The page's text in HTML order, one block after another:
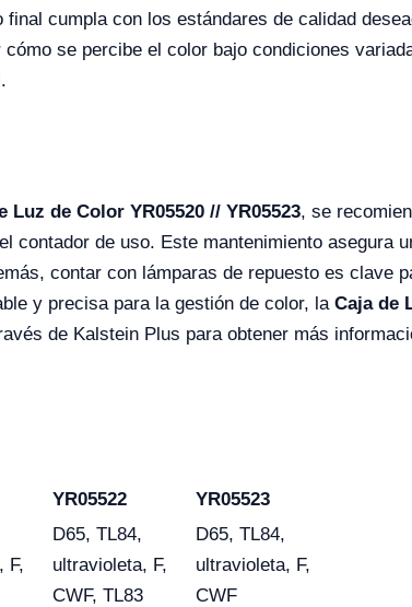
cumpla con los estándares de calidad
se percibe el color bajo condiciones
Luz de Color YR05520 // YR05523, se
contador de uso. Este mantenimiento asegura
contar con lámparas de repuesto es clave
y precisa para la gestión de color, la Caja de
de Kalstein Plus para obtener más
YR05522 YR05523
F,
D65, TL84,
ultravioleta, F,
CWF, TL83
D65, TL84,
ultravioleta, F,
CWF